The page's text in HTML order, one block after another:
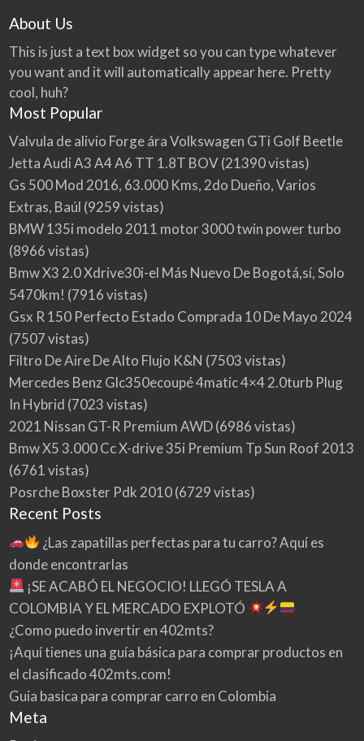
About Us
This is just a text box widget so you can type whatever
you want and it will automatically appear here. Pretty
cool, huh?
Most Popular
Valvula de alivio Forge ára Volkswagen GTi Golf Beetle
Jetta Audi A3 A4 A6 TT 1.8T BOV(21390 vistas)
Gs 500 Mod 2016, 63.000 Kms, 2do Dueño, Varios
Extras, Baúl (9259 vistas)
BMW 135i modelo 2011 motor 3000 twin power turbo
(8966 vistas)
Bmw X3 2.0 Xdrive30i-el Más Nuevo De Bogotá,sí, Solo
5470km! (7916 vistas)
Gsx R 150 Perfecto Estado Comprada 10 De Mayo 2024
(7507 vistas)
Filtro De Aire De Alto Flujo K&N (7503 vistas)
Mercedes Benz Glc350ecoupé 4matic 4×4 2.0turb Plug
In Hybrid (7023 vistas)
2021 Nissan GT-R Premium AWD(6986 vistas)
Bmw X5 3.000 Cc X-drive 35i Premium Tp Sun Roof 2013
(6761 vistas)
Posrche Boxster Pdk 2010(6729 vistas)
Recent Posts
¿Las zapatillas perfectas para tu carro? Aquí es
donde encontrarlas
¡SE ACABÓ EL NEGOCIO! LLEGÓ TESLA A
COLOMBIA Y EL MERCADO EXPLOTÓ
¿Como puedo invertir en 402mts?
¡Aquí tienes una guía básica para comprar productos en
el clasificado 402mts.com!
Guia basica para comprar carro en Colombia
Meta